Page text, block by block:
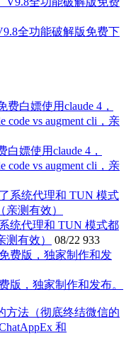
全功能破解版免费下
嫖使用claude 4，
code vs augment cli，亲
统代理和 TUN 模式都
有效）
08/22 933
版，独家制作和发布。